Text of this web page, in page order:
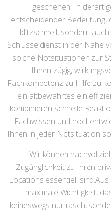
geschehen. In
entscheidender Bedeutung,
blitzschnell, sondern
Schlüsseldienst in der Nähe
solche Notsituationen zur
Ihnen zügig,
Fachkompetenz zu Hilfe zu
ein altbewährtes ein
kombinieren schnelle
Fachwissen und
Ihnen in jeder Notsituation
Wir können
Zugänglichkeit zu Ihren
Locations essentiell
maximale Wichtigkeit,
keineswegs nur rasch,